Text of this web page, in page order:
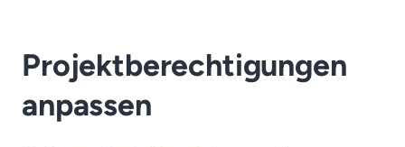
Projektberechtigungen
anpassen